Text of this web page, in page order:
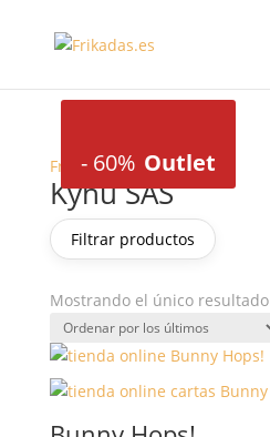
Frikadas/ Kyhu SAS
Kyhu SAS
Filtrar productos
Mostrando el único resultado
-60% Outlet